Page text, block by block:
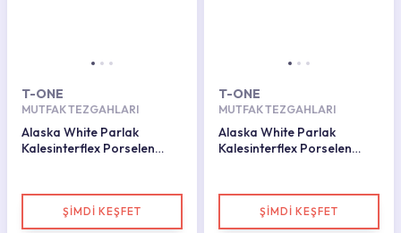
T-ONE
MUTFAK TEZGAHLARI
Alaska White Parlak
Kalesinterflex Porselen
ŞİMDİ KEŞFET
T-ONE
MUTFAK TEZGAHLARI
Alaska White Parlak
Kalesinterflex Porselen
ŞİMDİ KEŞFET